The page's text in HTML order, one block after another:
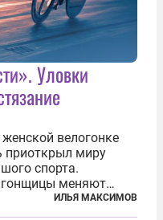
Уловки
велогонке
приоткрыл миру
спорта.
гонщицы меняют
аэродинамики. За
и
ИЛЬЯ МАКСИМОВ